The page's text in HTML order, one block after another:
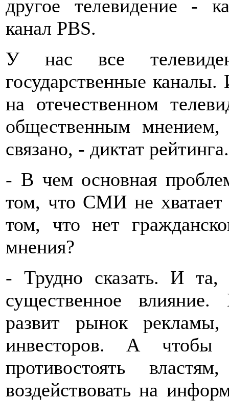
другое телевидение -
канал PBS.
У нас все
государственные
на отечественном
общественным
связано, - диктат рейтинга.
- В чем основная
том, что СМИ не хватает
том, что нет
мнения?
- Трудно сказать. И та,
существенное
развит рынок
инвесторов. А чтобы
противостоять
воздействовать на